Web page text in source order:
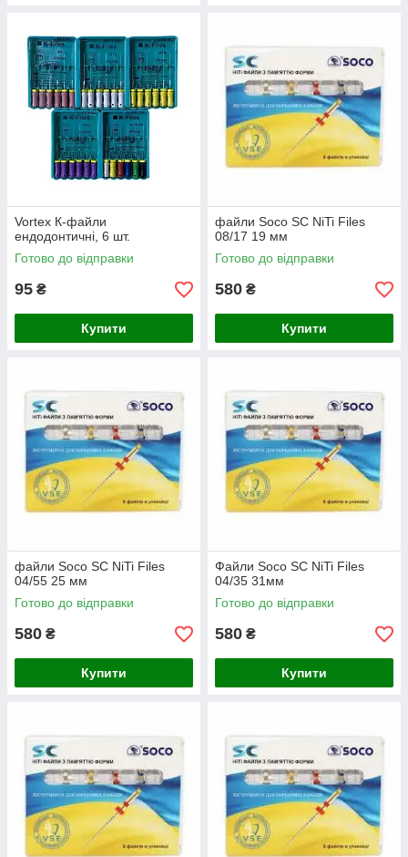
Vortex К-файли
ендодонтичні, 6 шт.
Готово до відправки
95 ₴
Купити
файли Soco SC NiTi Files
08/17 19 мм
Готово до відправки
580 ₴
Купити
файли Soco SC NiTi Files
04/55 25 мм
Готово до відправки
580 ₴
Купити
Файли Soco SC NiTi Files
04/35 31мм
Готово до відправки
580 ₴
Купити